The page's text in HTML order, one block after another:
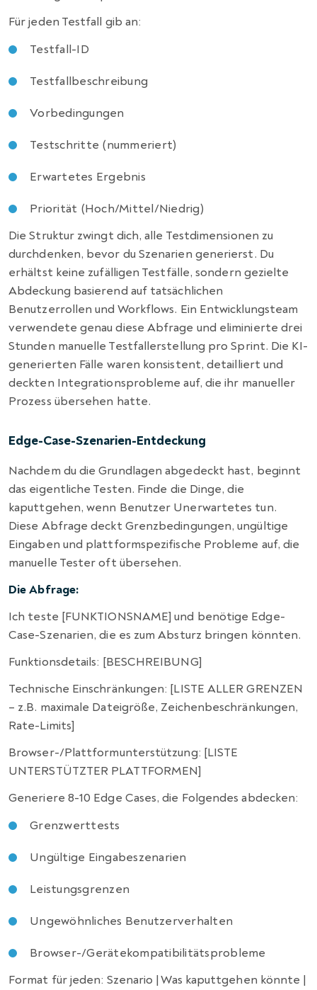
Für jeden Testfall gib an:
Testfall-ID
Testfallbeschreibung
Vorbedingungen
Testschritte (nummeriert)
Erwartetes Ergebnis
Priorität (Hoch/Mittel/Niedrig)
Die Struktur zwingt dich, alle Testdimensionen zu
durchdenken, bevor du Szenarien generierst. Du
erhältst keine zufälligen Testfälle, sondern gezielte
Abdeckung basierend auf tatsächlichen
Benutzerrollen und Workflows. Ein Entwicklungsteam
verwendete genau diese Abfrage und eliminierte drei
Stunden manuelle Testfallerstellung pro Sprint. Die KI-
generierten Fälle waren konsistent, detailliert und
deckten Integrationsprobleme auf, die ihr manueller
Prozess übersehen hatte.
Edge-Case-Szenarien-Entdeckung
Nachdem du die Grundlagen abgedeckt hast, beginnt
das eigentliche Testen. Finde die Dinge, die
kaputtgehen, wenn Benutzer Unerwartetes tun.
Diese Abfrage deckt Grenzbedingungen, ungültige
Eingaben und plattformspezifische Probleme auf, die
manuelle Tester oft übersehen.
Die Abfrage:
Ich teste [FUNKTIONSNAME] und benötige Edge-
Case-Szenarien, die es zum Absturz bringen könnten.
Funktionsdetails: [BESCHREIBUNG]
Technische Einschränkungen: [LISTE ALLER GRENZEN
– z.B. maximale Dateigröße, Zeichenbeschränkungen,
Rate-Limits]
Browser-/Plattformunterstützung: [LISTE
UNTERSTÜTZTER PLATTFORMEN]
Generiere 8-10 Edge Cases, die Folgendes abdecken:
Grenzwerttests
Ungültige Eingabeszenarien
Leistungsgrenzen
Ungewöhnliches Benutzerverhalten
Browser-/Gerätekompatibilitätsprobleme
Format für jeden: Szenario | Was kaputtgehen könnte |